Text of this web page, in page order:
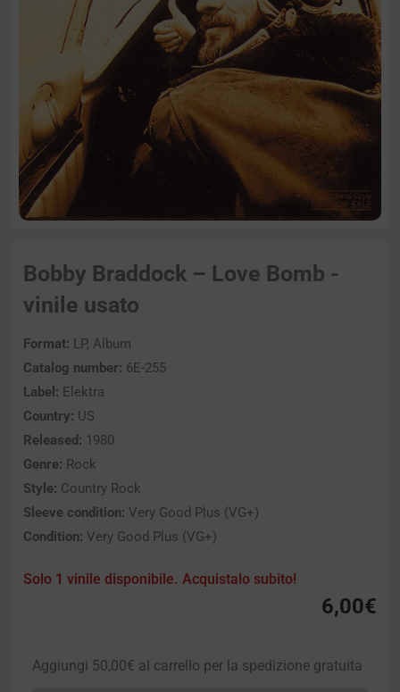
Bobby Braddock – Love Bomb -
vinile usato
Format: LP, Album
Catalog number: 6E-255
Label: Elektra
Country: US
Released: 1980
Genre: Rock
Style: Country Rock
Sleeve condition: Very Good Plus (VG+)
Condition: Very Good Plus (VG+)
Solo 1 vinile disponibile. Acquistalo subito!
6,00€
Aggiungi 50,00€ al carrello per la spedizione gratuita